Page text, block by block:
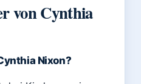
von Cynthia
Nixon?